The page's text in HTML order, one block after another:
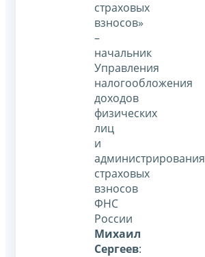
страховых
взносов»
–
начальник
Управления
налогообложения
доходов
физических
лиц
и
администрирования
страховых
взносов
ФНС
России
Михаил
Сергеев: